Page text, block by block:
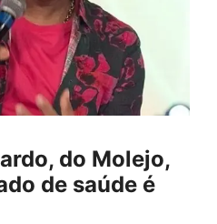
do Molejo,
de saúde é